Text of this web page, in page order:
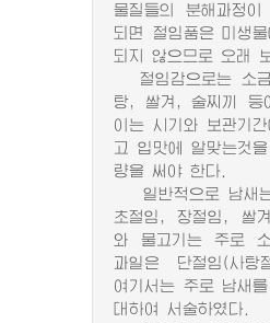
물질들의 분해과정이
되면 절임품은 미생
되지 않으므로 오래
절임감으로는 소
탕, 쌀겨, 술찌끼 등
이는 시기와 보관기간
고 입맛에 알맞는것
량을 써야 한다.
일반적으로 남새
초절임, 장절임, 쌀겨
와 물고기는 주로
과일은 단절임(사탕
여기서는 주로 남새
대하여 서술하였다.